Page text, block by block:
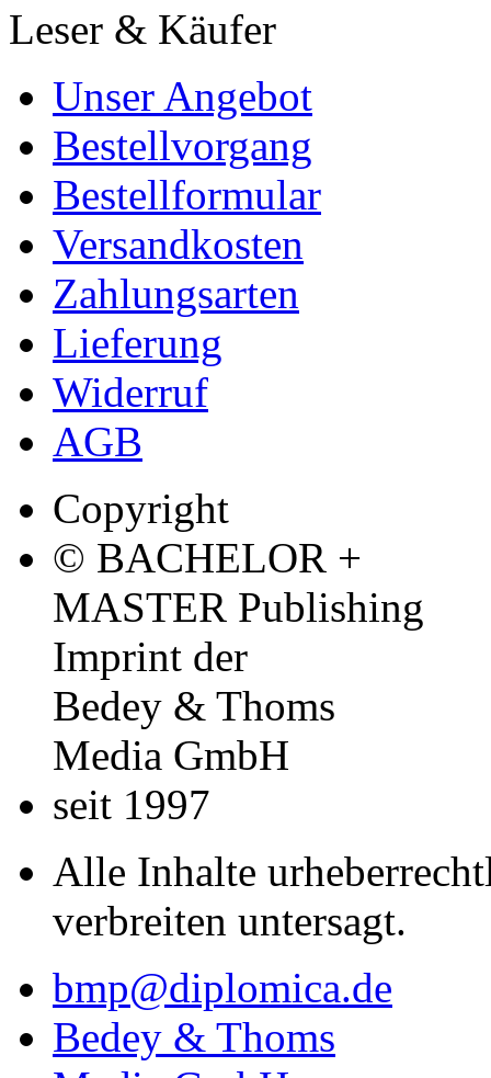
Leser & Käufer
Unser Angebot
Bestellvorgang
Bestellformular
Versandkosten
Zahlungsarten
Lieferung
Widerruf
AGB
Copyright
© BACHELOR +
MASTER Publishing
Imprint der
Bedey & Thoms
Media GmbH
seit 1997
Alle Inhalte
verbreiten untersagt.
bmp@diplomica.de
Bedey & Thoms